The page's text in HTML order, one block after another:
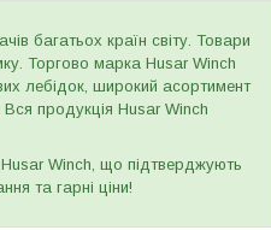
багатьох країн світу. Товари
Торгово марка Husar Winch
лебідок, широкий асортимент
продукція Husar Winch
Winch, що підтверджують
та гарні ціни!